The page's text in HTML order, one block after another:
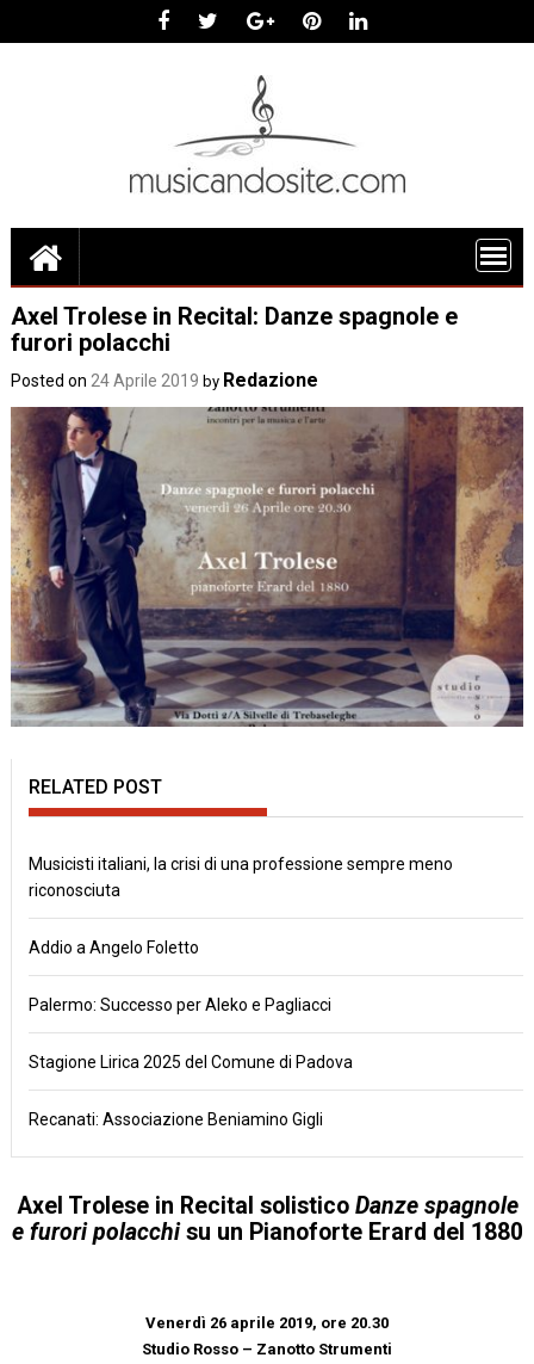
Axel Trolese in Recital: Danze spagnole e
furori polacchi
Posted on 24 Aprile 2019 by Redazione
RELATED POST
Musicisti italiani, la crisi di una professione sempre meno
riconosciuta
Addio a Angelo Foletto
Palermo: Successo per Aleko e Pagliacci
Stagione Lirica 2025 del Comune di Padova
Recanati: Associazione Beniamino Gigli
Axel Trolese in Recital solistico Danze spagnole
e furori polacchi su un Pianoforte Erard del 1880
Venerdì 26 aprile 2019, ore 20.30
Studio Rosso – Zanotto Strumenti